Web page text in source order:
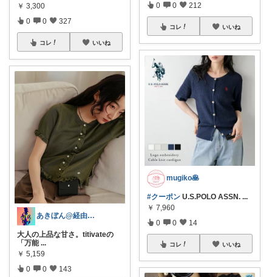
￥ 3,300
0 0 327
コレ いいね
あきぼん@経由購入ありがとうございます
大人の上品な甘さ。titivateの
「万能 ...
￥ 5,159
0 0 143
0 0 212
コレ いいね
mugiko🥞
#クーポン U.S.POLO ASSN. ...
￥ 7,960
0 0 14
コレ いいね